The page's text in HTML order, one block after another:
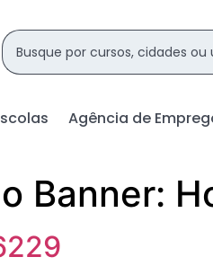
Agência de
Banner: